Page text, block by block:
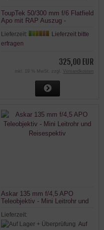
ToupTek 50/300 mm f/6 Flatfield
Apo mit RAP Auszug -
Lieferzeit:
Lieferzeit bitte
erfragen
325,00 EUR
inkl. 19 % MwSt. zzgl. Versandkosten
Askar 135 mm f/4,5 APO
Teleobjektiv - Mini Leitrohr und
Lieferzeit:
Auf